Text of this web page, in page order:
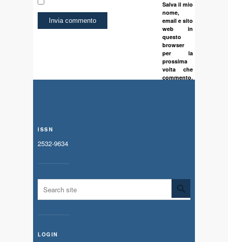
Salva il mio
nome,
email e sito
web in
questo
browser
per la
prossima
volta che
commento.
ISSN
2532-9634
LOGIN